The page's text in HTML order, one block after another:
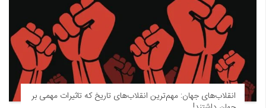
انقلاب‌های جهان: مهم‌ترین انقلاب‌های تاریخ که تاثیرات مهمی بر